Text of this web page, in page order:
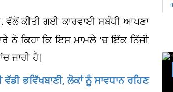
ਵੱਲੋਂ ਕੀਤੀ ਗਈ ਕਾਰਵਾਈ ਸਬੰਧੀ ਆਪਣਾ
ਨੇ ਕਿਹਾ ਕਿ ਇਸ ਮਾਮਲੇ 'ਚ ਇੱਕ ਨਿੱਜੀ
ਜਾਰੀ ਹੈ।
ਭਵਿੱਖਬਾਣੀ, ਲੋਕਾਂ ਨੂੰ ਸਾਵਧਾਨ ਰਹਿਣ